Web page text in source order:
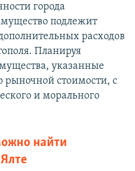
города
подлежит
расходов
Планируя
указанные
рыночной стоимости, с
и морального
найти